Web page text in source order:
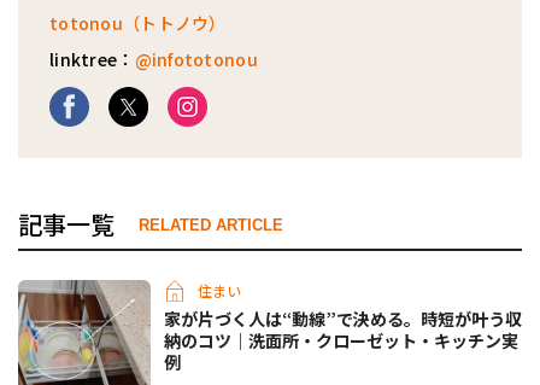
totonou（トトノウ）
linktree： @infototonou
記事一覧 RELATED ARTICLE
住まい
家が片づく人は“動線”で決める。時短が叶う収
納のコツ｜洗面所・クローゼット・キッチン実
例